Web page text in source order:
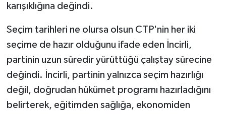
karışıklığına değindi.
Seçim tarihleri ne olursa olsun CTP'nin her iki
seçime de hazır olduğunu ifade eden İncirli,
partinin uzun süredir yürüttüğü çalıştay sürecine
değindi. İncirli, partinin yalnızca seçim hazırlığı
değil, doğrudan hükümet programı hazırladığını
belirterek, eğitimden sağlığa, ekonomiden